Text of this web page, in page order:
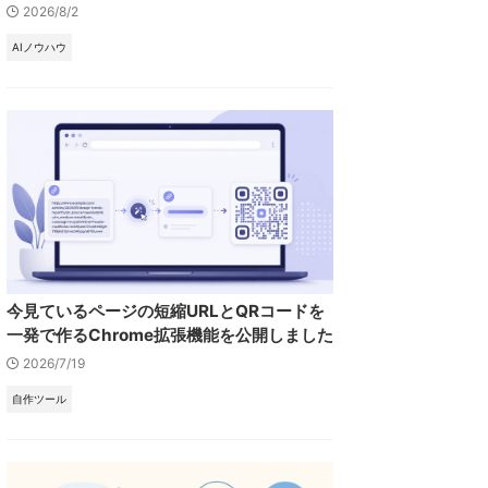
2026/8/2
AIノウハウ
今見ているページの短縮URLとQRコードを
一発で作るChrome拡張機能を公開しました
2026/7/19
自作ツール